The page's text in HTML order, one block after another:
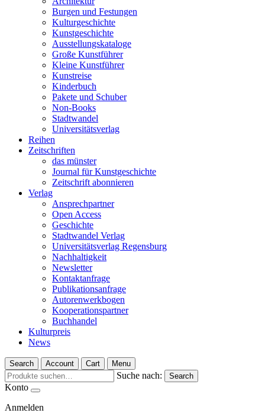
Burgen und Festungen
Kulturgeschichte
Kunstgeschichte
Ausstellungskataloge
Große Kunstführer
Kleine Kunstführer
Kunstreise
Kinderbuch
Pakete und Schuber
Non-Books
Stadtwandel
Universitätsverlag
Reihen
Zeitschriften
das münster
Journal für Kunstgeschichte
Zeitschrift abonnieren
Verlag
Ansprechpartner
Open Access
Geschichte
Stadtwandel Verlag
Universitätsverlag Regensburg
Nachhaltigkeit
Newsletter
Kontaktanfrage
Publikationsanfrage
Autorenwerkbogen
Kooperationspartner
Buchhandel
Kulturpreis
News
Search Account Cart Menu
Suche nach: Search
Konto
Anmelden